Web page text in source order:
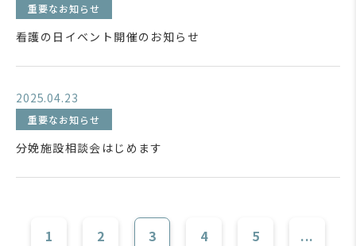
重要なお知らせ
看護の日イベント開催のお知らせ
2025.04.23
重要なお知らせ
分娩施設相談会はじめます
1 2 3 4 5
...